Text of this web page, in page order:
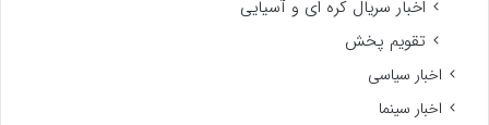
اخبار سریال کره ای و آسیایی
تقویم پخش
اخبار سیاسی
اخبار سینما